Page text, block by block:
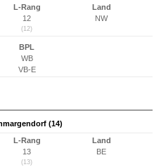
L-Rang
12
(12)
Land
NW
BPL
WB
VB-E
(14)
L-Rang
13
(13)
Land
BE